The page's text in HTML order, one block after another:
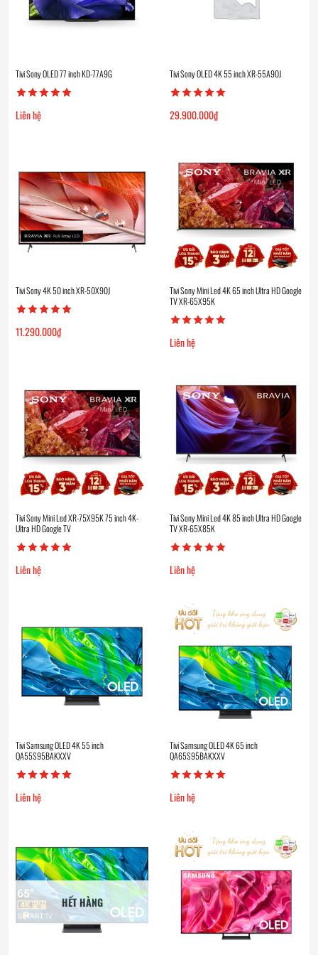
Tivi Sony OLED 77 inch KD-77A9G
Liên hệ
Tivi Sony OLED 4K 55 inch XR-55A90J
29.900.000₫
Tivi Sony 4K 50 inch XR-50X90J
11.290.000₫
Tivi Sony Mini Led 4K 65 inch Ultra HD Google
TV XR-65X95K
Liên hệ
Tivi Sony Mini Led XR-75X95K 75 inch 4K-
Ultra HD Google TV
Liên hệ
Tivi Sony Mini Led 4K 85 inch Ultra HD Google
TV XR-65X85K
Liên hệ
Tivi Samsung OLED 4K 55 inch
QA55S95BAKXXV
Liên hệ
Tivi Samsung OLED 4K 65 inch
QA65S95BAKXXV
Liên hệ
HẾT HÀNG